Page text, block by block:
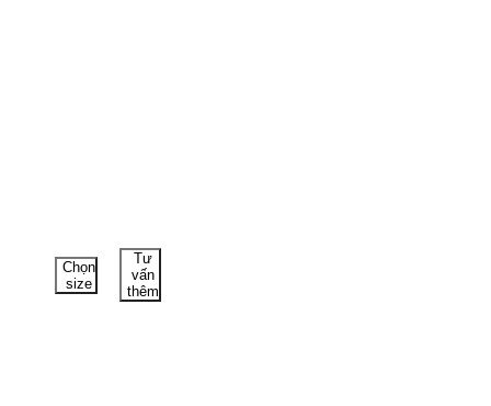
Chọn
size
Tư
vấn
thêm